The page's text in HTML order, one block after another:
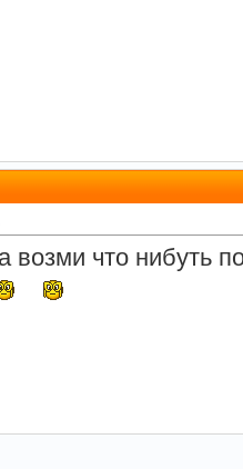
возми что нибуть